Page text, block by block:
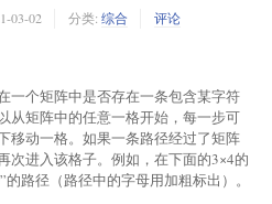
03-02 分类: 综合 评论
一个矩阵中是否存在一条包含某字符
从矩阵中的任意一格开始，每一步可
移动一格。如果一条路径经过了矩阵
次进入该格子。例如，在下面的3×4的
路径（路径中的字母用加粗标出）。